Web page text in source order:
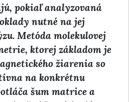
pokiaľ analyzovaná
nutné na jej
Metóda molekulovej
ktorej základom je
žiarenia so
na konkrétnu
šum matrice a